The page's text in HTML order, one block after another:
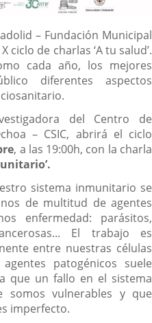
– Fundación Municipal
ciclo de charlas ‘A tu salud’.
cada año, los mejores
diferentes aspectos
del Centro de
– CSIC, abrirá el ciclo
, a las 19:00h, con la charla
sistema inmunitario se
de multitud de agentes
enfermedad: parásitos,
El trabajo es
entre nuestras células
patogénicos suele
que un fallo en el sistema
somos vulnerables y que
imperfecto.